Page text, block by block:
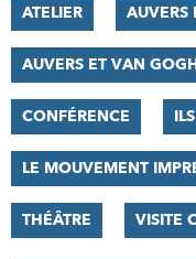
ATELIER AUVERS
AUVERS ET VAN
CONFÉRENCE
LE MOUVEMENT
THÉÂTRE VISITE